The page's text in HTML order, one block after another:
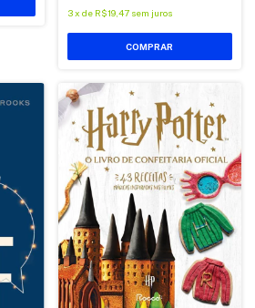
3 x de R$19,47 sem juros